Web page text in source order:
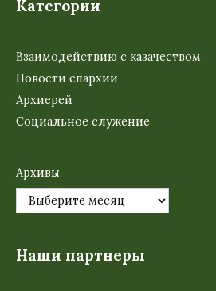
Категории
Взаимодействию с казачеством
Новости епархии
Архиерей
Социальное служение
Архивы
Наши партнеры